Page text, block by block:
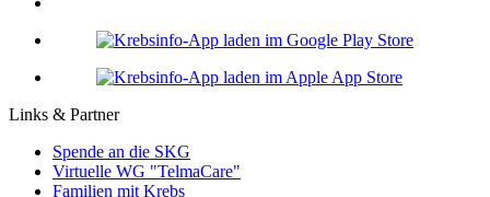
Links & Partner
Spende an die SKG
Virtuelle WG "TelmaCare"
Familien mit Krebs